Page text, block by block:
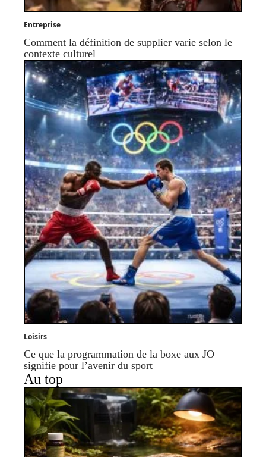
Entreprise
Comment la définition de supplier varie selon le
contexte culturel
Loisirs
Ce que la programmation de la boxe aux JO
signifie pour l’avenir du sport
Au top